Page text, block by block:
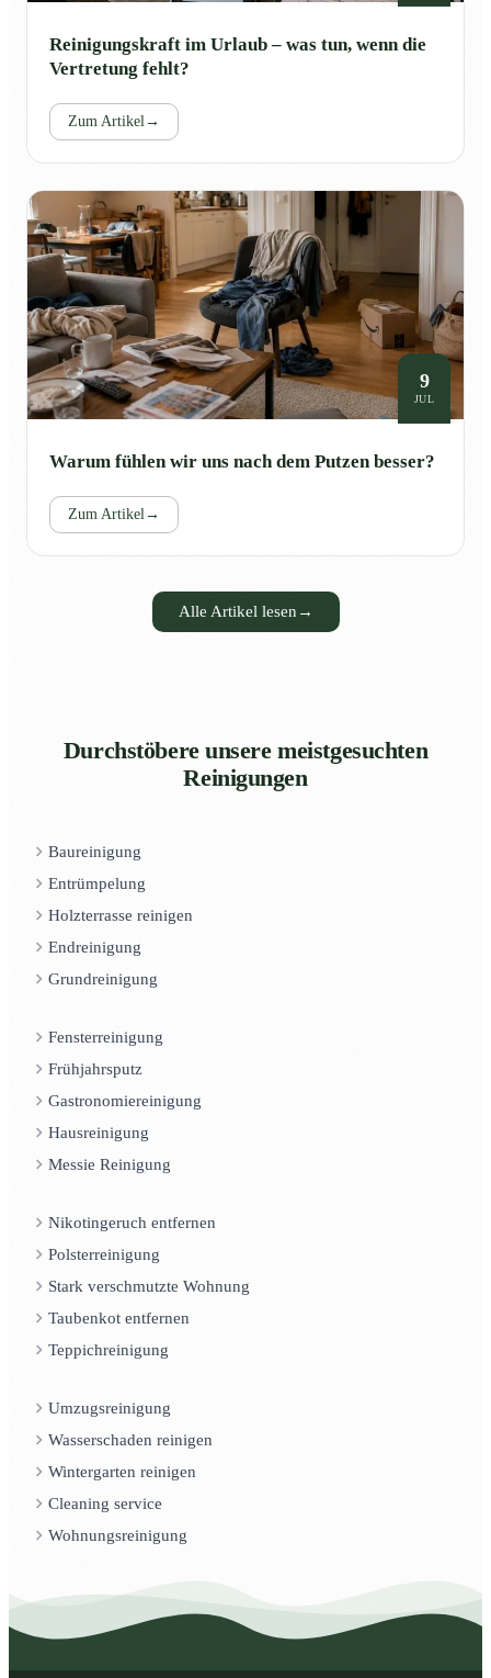
Reinigungskraft im Urlaub – was tun, wenn die
Vertretung fehlt?
Zum Artikel →
9
JUL
Warum fühlen wir uns nach dem Putzen besser?
Zum Artikel →
Alle Artikel lesen →
Durchstöbere unsere meistgesuchten
Reinigungen
Baureinigung
Entrümpelung
Holzterrasse reinigen
Endreinigung
Grundreinigung
Fensterreinigung
Frühjahrsputz
Gastronomiereinigung
Hausreinigung
Messie Reinigung
Nikotingeruch entfernen
Polsterreinigung
Stark verschmutzte Wohnung
Taubenkot entfernen
Teppichreinigung
Umzugsreinigung
Wasserschaden reinigen
Wintergarten reinigen
Cleaning service
Wohnungsreinigung